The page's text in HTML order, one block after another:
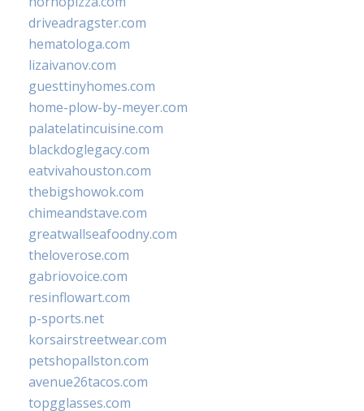
driveadragster.com
hematologa.com
lizaivanov.com
guesttinyhomes.com
home-plow-by-meyer.com
palatelatincuisine.com
blackdoglegacy.com
eatvivahouston.com
thebigshowok.com
chimeandstave.com
greatwallseafoodny.com
theloverose.com
gabriovoice.com
resinflowart.com
p-sports.net
korsairstreetwear.com
petshopallston.com
avenue26tacos.com
topgglasses.com